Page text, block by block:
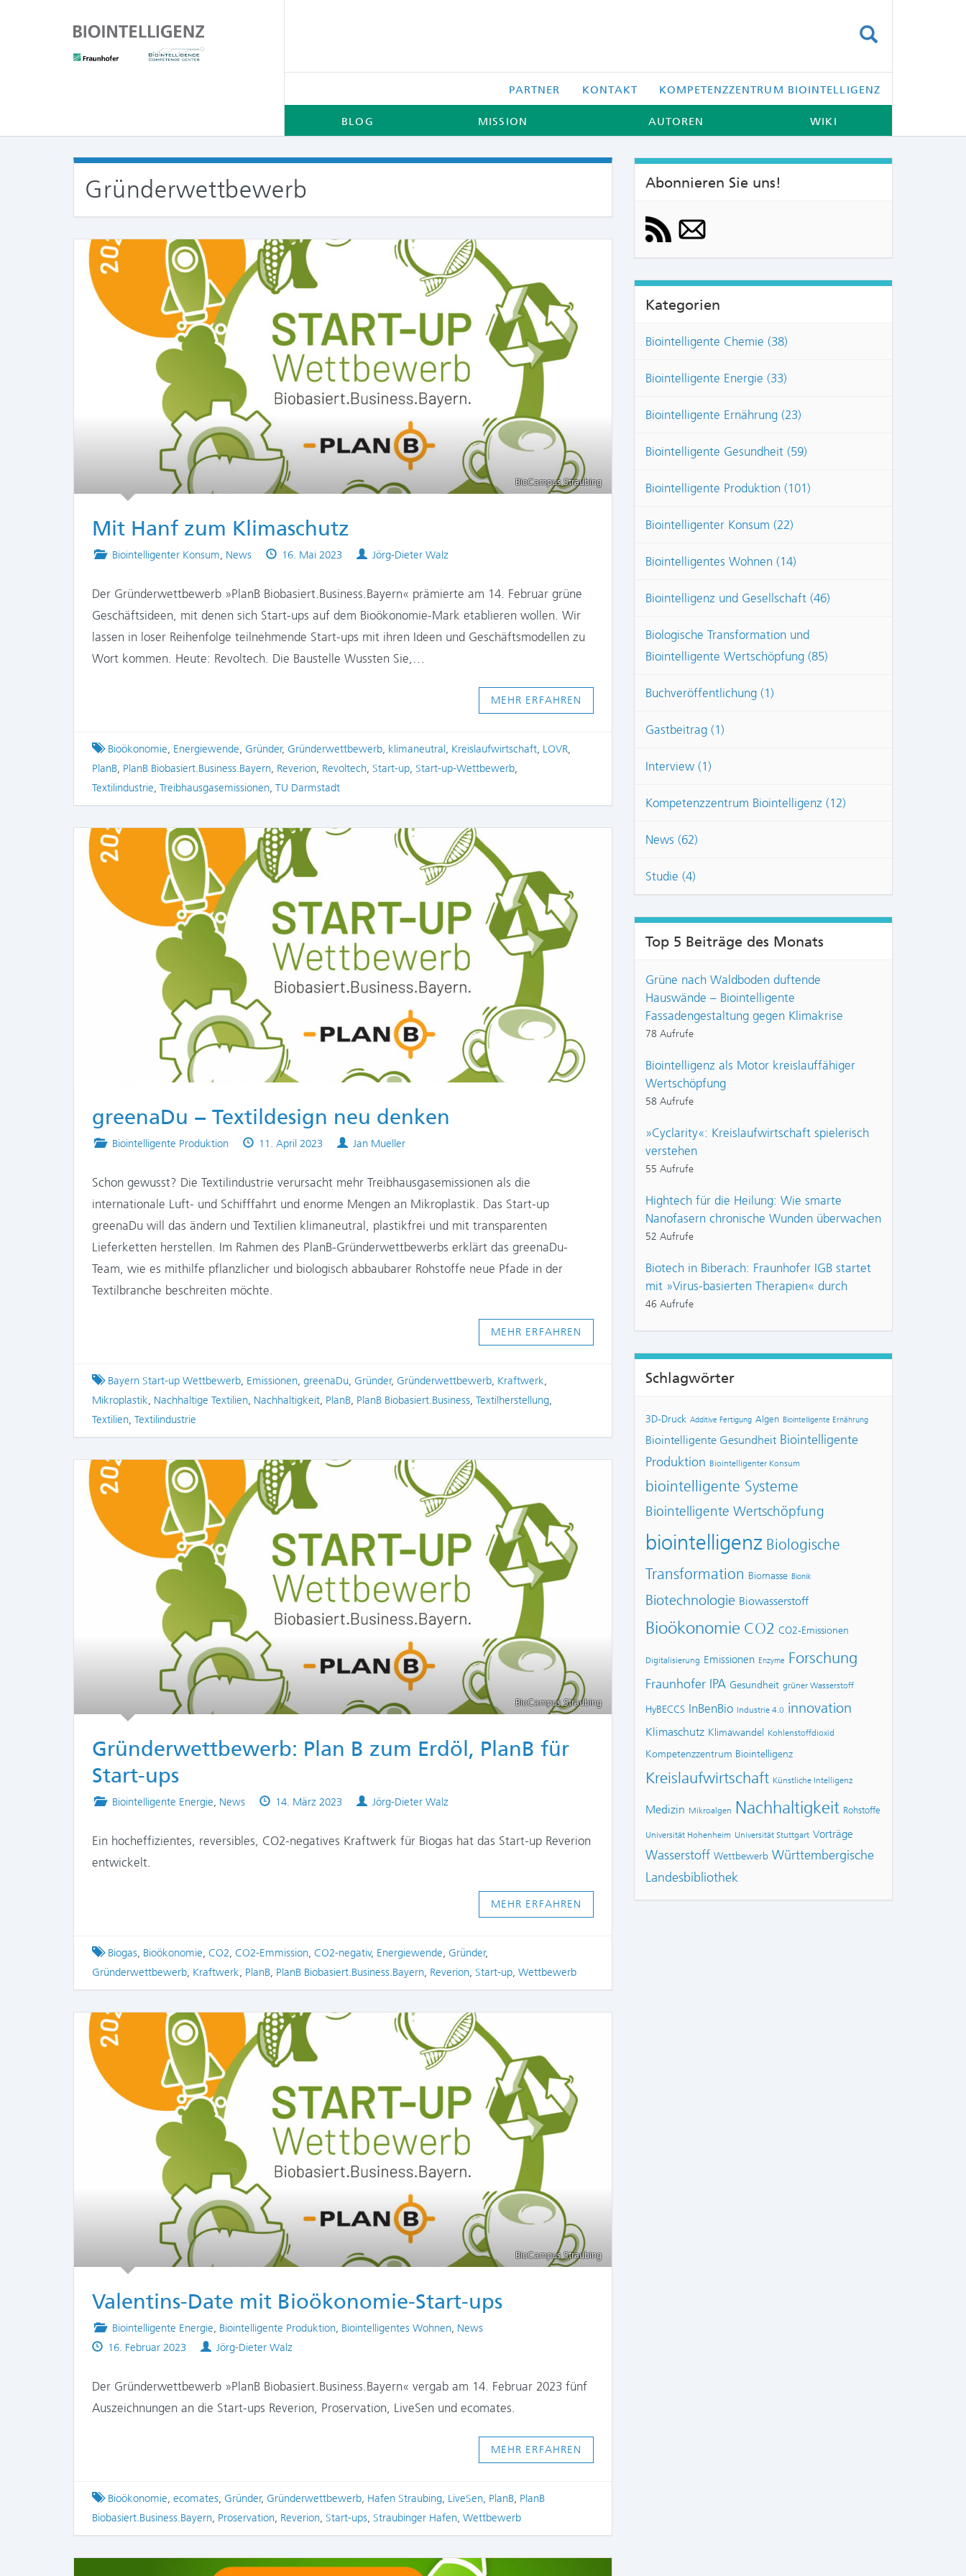
PARTNER KONTAKT KOMPETENZZENTRUM BIOINTELLIGENZ
BLOG MISSION AUTOREN WIKI
Gründerwettbewerb
COMMENTS:
BioCampus Straubing
Mit Hanf zum Klimaschutz
Posted
Biointelligenter Konsum, News
Published
16. Mai 2023 Authors
Jörg-Dieter Walz
Der Gründerwettbewerb »PlanB Biobasiert.Business.Bayern« prämierte am 14. Februar grüne
Geschäftsideen, mit denen sich Start-ups auf dem Bioökonomie-Mark etablieren wollen. Wir
lassen in loser Reihenfolge teilnehmende Start-ups mit ihren Ideen und Geschäftsmodellen zu
Wort kommen. Heute: Revoltech. Die Baustelle Wussten Sie,…
MEHR ERFAHREN
Tagged
Bioökonomie, Energiewende, Gründer, Gründerwettbewerb, klimaneutral, Kreislaufwirtschaft, LOVR,
PlanB, PlanB Biobasiert.Business.Bayern, Reverion, Revoltech, Start-up, Start-up-Wettbewerb,
Textilindustrie, Treibhausgasemissionen, TU Darmstadt
COMMENTS:
greenaDu − Textildesign neu denken
Posted
Biointelligente Produktion
Published
11. April 2023 Authors
Jan Mueller
Schon gewusst? Die Textilindustrie verursacht mehr Treibhausgasemissionen als die
internationale Luft- und Schifffahrt und enorme Mengen an Mikroplastik. Das Start-up
greenaDu will das ändern und Textilien klimaneutral, plastikfrei und mit transparenten
Lieferketten herstellen. Im Rahmen des PlanB-Gründerwettbewerbs erklärt das greenaDu-
Team, wie es mithilfe pflanzlicher und biologisch abbaubarer Rohstoffe neue Pfade in der
Textilbranche beschreiten möchte.
MEHR ERFAHREN
Tagged
Bayern Start-up Wettbewerb, Emissionen, greenaDu, Gründer, Gründerwettbewerb, Kraftwerk,
Mikroplastik, Nachhaltige Textilien, Nachhaltigkeit, PlanB, PlanB Biobasiert.Business, Textilherstellung,
Textilien, Textilindustrie
COMMENTS:
BioCampus Straubing
Gründerwettbewerb: Plan B zum Erdöl, PlanB für
Start-ups
Posted
Biointelligente Energie, News
Published
14. März 2023 Authors
Jörg-Dieter Walz
Ein hocheffizientes, reversibles, CO2-negatives Kraftwerk für Biogas hat das Start-up Reverion
entwickelt.
MEHR ERFAHREN
Tagged
Biogas, Bioökonomie, CO2, CO2-Emmission, CO2-negativ, Energiewende, Gründer,
Gründerwettbewerb, Kraftwerk, PlanB, PlanB Biobasiert.Business.Bayern, Reverion, Start-up, Wettbewerb
BioCampus Straubing
Valentins-Date mit Bioökonomie-Start-ups
Posted
in
Biointelligente Energie, Biointelligente Produktion, Biointelligentes Wohnen, News
Published
16. Februar 2023 Authors
Jörg-Dieter Walz
Der Gründerwettbewerb »PlanB Biobasiert.Business.Bayern« vergab am 14. Februar 2023 fünf
Auszeichnungen an die Start-ups Reverion, Proservation, LiveSen und ecomates.
MEHR ERFAHREN
Tagged
Bioökonomie, ecomates, Gründer, Gründerwettbewerb, Hafen Straubing, LiveSen, PlanB, PlanB
Biobasiert.Business.Bayern, Proservation, Reverion, Start-ups, Straubinger Hafen, Wettbewerb
Abonnieren Sie uns!
Kategorien
Biointelligente Chemie (38)
Biointelligente Energie (33)
Biointelligente Ernährung (23)
Biointelligente Gesundheit (59)
Biointelligente Produktion (101)
Biointelligenter Konsum (22)
Biointelligentes Wohnen (14)
Biointelligenz und Gesellschaft (46)
Biologische Transformation und
Biointelligente Wertschöpfung (85)
Buchveröffentlichung (1)
Gastbeitrag (1)
Interview (1)
Kompetenzzentrum Biointelligenz (12)
News (62)
Studie (4)
Top 5 Beiträge des Monats
Grüne nach Waldboden duftende
Hauswände – Biointelligente
Fassadengestaltung gegen Klimakrise
78 Aufrufe
Biointelligenz als Motor kreislauffähiger
Wertschöpfung
58 Aufrufe
»Cyclarity«: Kreislaufwirtschaft spielerisch
verstehen
55 Aufrufe
Hightech für die Heilung: Wie smarte
Nanofasern chronische Wunden überwachen
52 Aufrufe
Biotech in Biberach: Fraunhofer IGB startet
mit »Virus-basierten Therapien« durch
46 Aufrufe
Schlagwörter
3D-Druck Additive Fertigung Algen Biointelligente Ernährung
Biointelligente Gesundheit Biointelligente
Produktion Biointelligenter Konsum
biointelligente Systeme
Biointelligente Wertschöpfung
biointelligenz Biologische
Transformation Biomasse Bionik
Biotechnologie Biowasserstoff
Bioökonomie CO2 CO2-Emissionen
Digitalisierung Emissionen Enzyme Forschung
Fraunhofer IPA Gesundheit grüner Wasserstoff
HyBECCS InBenBio Industrie 4.0 innovation
Klimaschutz Klimawandel Kohlenstoffdioxid
Kompetenzzentrum Biointelligenz
Kreislaufwirtschaft Künstliche Intelligenz
Medizin Mikroalgen Nachhaltigkeit Rohstoffe
Universität Hohenheim Universität Stuttgart Vorträge
Wasserstoff Wettbewerb Württembergische
Landesbibliothek